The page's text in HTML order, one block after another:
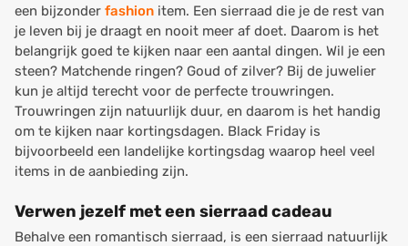
een bijzonder fashion item. Een sierraad die je de rest van
je leven bij je draagt en nooit meer af doet. Daarom is het
belangrijk goed te kijken naar een aantal dingen. Wil je een
steen? Matchende ringen? Goud of zilver? Bij de juwelier
kun je altijd terecht voor de perfecte trouwringen.
Trouwringen zijn natuurlijk duur, en daarom is het handig
om te kijken naar kortingsdagen. Black Friday is
bijvoorbeeld een landelijke kortingsdag waarop heel veel
items in de aanbieding zijn.
Verwen jezelf met een sierraad cadeau
Behalve een romantisch sierraad, is een sierraad natuurlijk